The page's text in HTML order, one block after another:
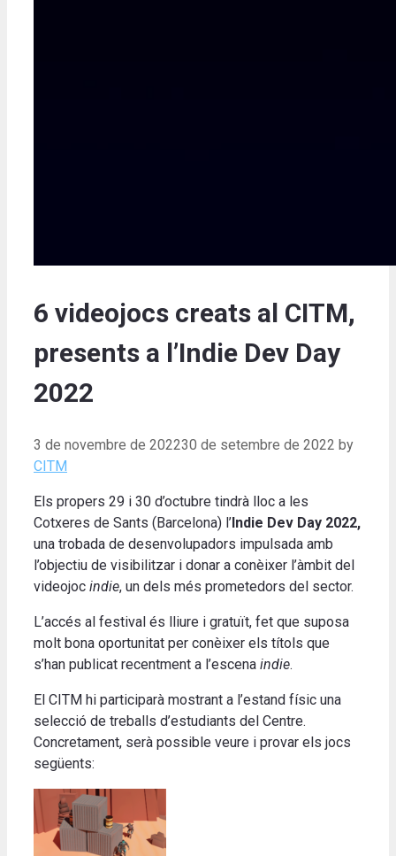
6 videojocs creats al CITM,
presents a l’Indie Dev Day
2022
3 de novembre de 202230 de setembre de 2022 by
CITM
Els propers 29 i 30 d’octubre tindrà lloc a les
Cotxeres de Sants (Barcelona) l’ Indie Dev Day 2022,
una trobada de desenvolupadors impulsada amb
l’objectiu de visibilitzar i donar a conèixer l’àmbit del
videojoc indie, un dels més prometedors del sector.
L’accés al festival és lliure i gratuït, fet que suposa
molt bona oportunitat per conèixer els títols que
s’han publicat recentment a l’escena indie.
El CITM hi participarà mostrant a l’estand físic una
selecció de treballs d’estudiants del Centre.
Concretament, serà possible veure i provar els jocs
següents: